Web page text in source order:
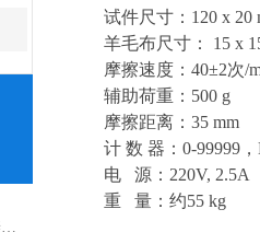
不知道皮革耐磨脱色试验机保养程序的，进来看看这里
试件尺寸：120 x 20
羊毛布尺寸： 15 x
摩擦速度：40±2次/
辅助荷重：500 g
摩擦距离：35 mm
计 数 器：0-99999
电 源：220V, 2.5A
重 量：约55 kg